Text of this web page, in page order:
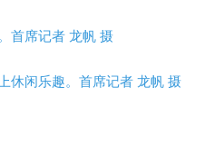
首席记者 龙帆 摄
休闲乐趣。首席记者 龙帆 摄